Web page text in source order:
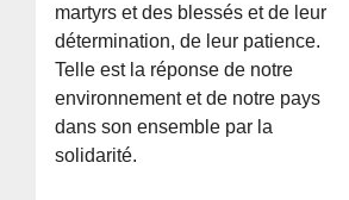
martyrs et des blessés et de leur
détermination, de leur patience.
Telle est la réponse de notre
environnement et de notre pays
dans son ensemble par la
solidarité.